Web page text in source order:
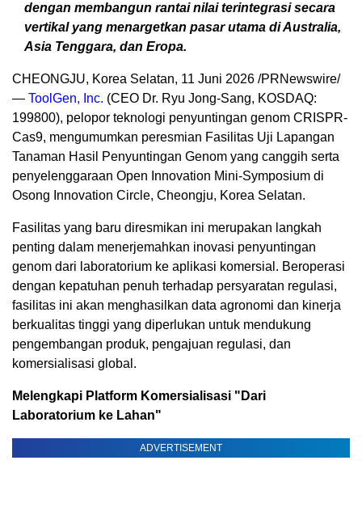
dengan membangun rantai nilai terintegrasi secara
vertikal yang menargetkan pasar utama di Australia,
Asia Tenggara, dan Eropa.
CHEONGJU, Korea Selatan, 11 Juni 2026 /PRNewswire/
— ToolGen, Inc. (CEO Dr. Ryu Jong-Sang, KOSDAQ:
199800), pelopor teknologi penyuntingan genom CRISPR-
Cas9, mengumumkan peresmian Fasilitas Uji Lapangan
Tanaman Hasil Penyuntingan Genom yang canggih serta
penyelenggaraan Open Innovation Mini-Symposium di
Osong Innovation Circle, Cheongju, Korea Selatan.
Fasilitas yang baru diresmikan ini merupakan langkah
penting dalam menerjemahkan inovasi penyuntingan
genom dari laboratorium ke aplikasi komersial. Beroperasi
dengan kepatuhan penuh terhadap persyaratan regulasi,
fasilitas ini akan menghasilkan data agronomi dan kinerja
berkualitas tinggi yang diperlukan untuk mendukung
pengembangan produk, pengajuan regulasi, dan
komersialisasi global.
Melengkapi Platform Komersialisasi "Dari
Laboratorium ke Lahan"
ADVERTISEMENT